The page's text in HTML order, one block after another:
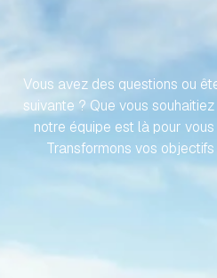
Vous avez des questions ou
suivante ? Que vous
notre équipe est là pour
Transformons vos